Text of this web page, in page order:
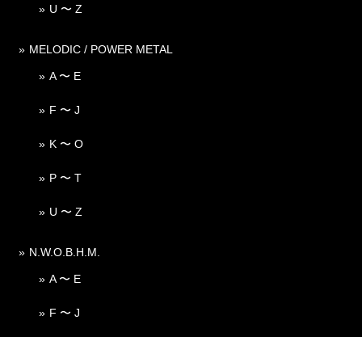
U 〜 Z
MELODIC / POWER METAL
A 〜 E
F 〜 J
K 〜 O
P 〜 T
U 〜 Z
N.W.O.B.H.M.
A 〜 E
F 〜 J